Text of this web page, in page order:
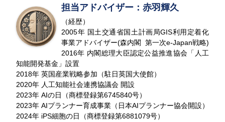
担当アドバイザー：赤羽輝久
（経歴）
2005年 国土交通省国土計画局GIS利用定着化
事業アドバイザー(森内閣 第一次e-Japan戦略)
2016年 内閣総理大臣認定公益推進協会「人工
知能開発基金」設置
2018年 英国産業戦略参加（駐日英国大使館）
2020年 人工知能社会連携協議会 開設
2023年 AIの日（商標登録第6745840号）
2023年 AIプランナー育成事業（日本AIプランナー協会開設）
2024年 iPS細胞の日（商標登録第6881079号）